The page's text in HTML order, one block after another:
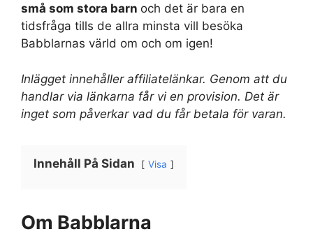
små som stora barn och det är bara en
tidsfråga tills de allra minsta vill besöka
Babblarnas värld om och om igen!
Inlägget innehåller affiliatelänkar. Genom att du
handlar via länkarna får vi en provision. Det är
inget som påverkar vad du får betala för varan.
Innehåll På Sidan Visa
Om Babblarna